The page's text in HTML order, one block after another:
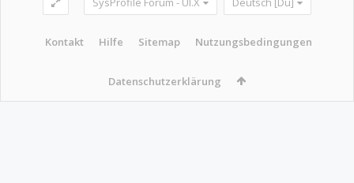
Kontakt Hilfe Sitemap Nutzungsbedingungen
Datenschutzerklärung